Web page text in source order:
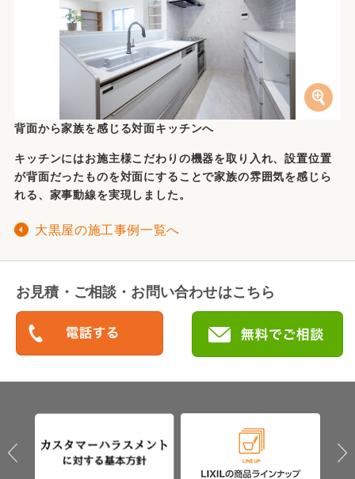
背面から家族を感じる対面キッチンへ
キッチンにはお施主様こだわりの機器を取り入れ、設置位置
が背面だったものを対面にすることで家族の雰囲気を感じら
れる、家事動線を実現しました。
大黒屋の施工事例一覧へ
お見積・ご相談・お問い合わせはこちら